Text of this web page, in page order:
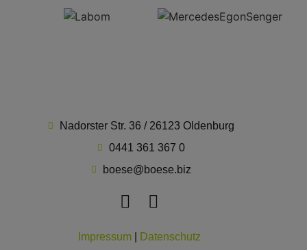
Nadorster Str. 36 / 26123 Oldenburg
0441 361 367 0
boese@boese.biz
Impressum Datenschutz